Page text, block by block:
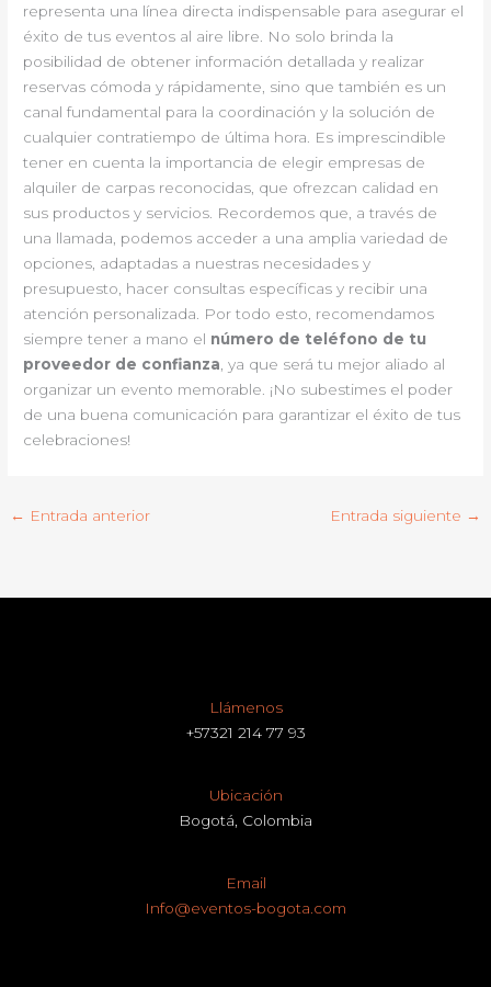
representa una línea directa indispensable para asegurar el
éxito de tus eventos al aire libre. No solo brinda la
posibilidad de obtener información detallada y realizar
reservas cómoda y rápidamente, sino que también es un
canal fundamental para la coordinación y la solución de
cualquier contratiempo de última hora. Es imprescindible
tener en cuenta la importancia de elegir empresas de
alquiler de carpas reconocidas, que ofrezcan calidad en
sus productos y servicios. Recordemos que, a través de
una llamada, podemos acceder a una amplia variedad de
opciones, adaptadas a nuestras necesidades y
presupuesto, hacer consultas específicas y recibir una
atención personalizada. Por todo esto, recomendamos
siempre tener a mano el número de teléfono de tu
proveedor de confianza , ya que será tu mejor aliado al
organizar un evento memorable. ¡No subestimes el poder
de una buena comunicación para garantizar el éxito de tus
celebraciones!
← Entrada anterior Entrada siguiente →
Llámenos
+57321 214 77 93
Ubicación
Bogotá, Colombia
Email
Info@eventos-bogota.com